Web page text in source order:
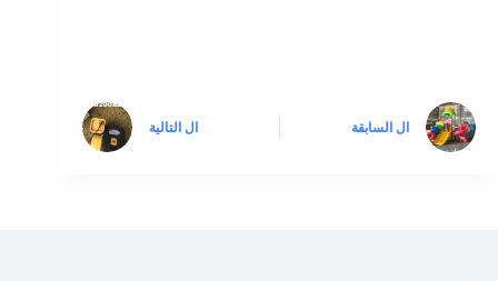
ال السابقة ال التالية